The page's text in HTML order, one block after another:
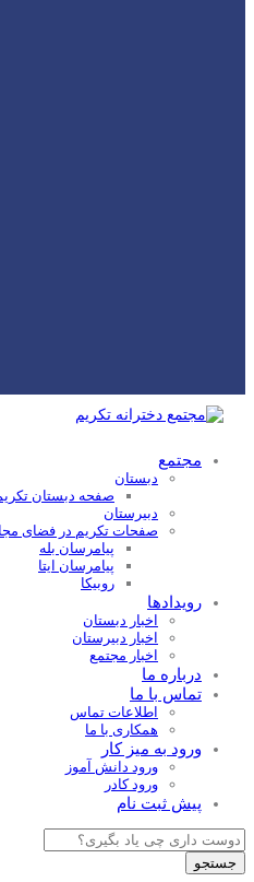
مجتمع
دبستان
صفحه دبستان
دبیرستان
صفحات تکریم در فضای
پیامرسان بله
پیامرسان ایتا
روبیکا
رویدادها
اخبار دبستان
اخبار دبیرستان
اخبار مجتمع
درباره ما
تماس با ما
اطلاعات تماس
همکاری با ما
ورود به میز کار
ورود دانش آموز
ورود کادر
پیش ثبت نام
Products
search
جستجو